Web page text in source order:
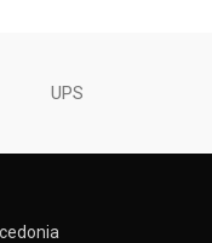
UPS